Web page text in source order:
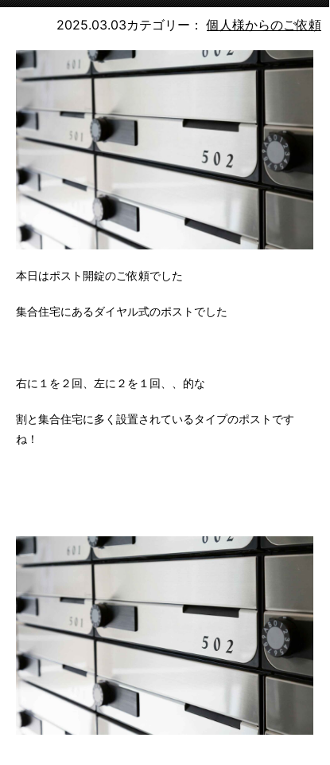
2025.03.03カテゴリー： 個人様からのご依頼
本日はポスト開錠のご依頼でした
集合住宅にあるダイヤル式のポストでした
右に１を２回、左に２を１回、、的な
割と集合住宅に多く設置されているタイプのポストです
ね！